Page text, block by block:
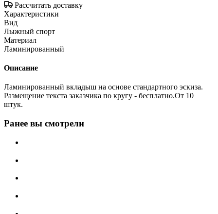
Рассчитать доставку
Характеристики
Вид
Лыжный спорт
Материал
Ламинированный
Описание
Ламинированный вкладыш на основе стандартного эскиза.
Размещение текста заказчика по кругу - бесплатно.От 10
штук.
Ранее вы смотрели